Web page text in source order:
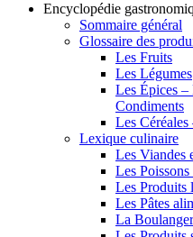
Encyclopédie
Sommaire général
Glossaire des
Les Fruits
Les Légumes
Les Épices –
Condiments
Les
Lexique culinaire
Les Viandes
Les
Les Produits
Les Pâtes
La